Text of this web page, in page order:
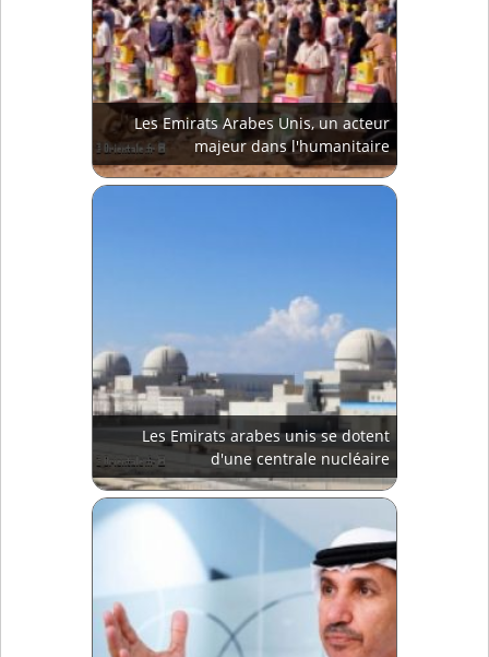
Les Emirats Arabes Unis, un acteur
majeur dans l'humanitaire
Les Emirats arabes unis se dotent
d'une centrale nucléaire